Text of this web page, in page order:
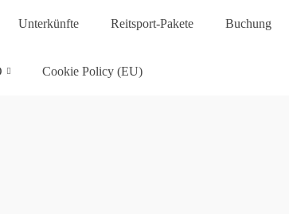
Unterkünfte Reitsport-Pakete Buchung
Cookie Policy (EU)